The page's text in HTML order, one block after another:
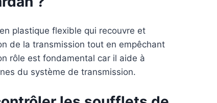
plastique flexible qui recouvre et
de la transmission tout en empêchant
rôle est fondamental car il aide à
du système de transmission.